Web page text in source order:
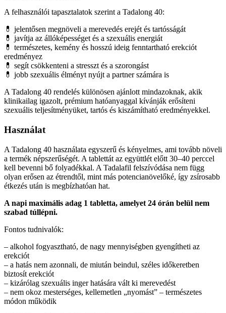
A felhasználói tapasztalatok szerint a Tadalong 40:
💊 jelentősen megnöveli a merevedés erejét és tartósságát
💊 javítja az állóképességet és a szexuális energiát
💊 természetes, kemény és hosszú ideig fenntartható erekciót
eredményez
💊 segít csökkenteni a stresszt és a szorongást
💊 jobb szexuális élményt nyújt a partner számára is
A Tadalong 40 rendelés különösen ajánlott mindazoknak, akik
klinikailag igazolt, prémium hatóanyaggal kívánják erősíteni
szexuális teljesítményüket, tartós és kiszámítható eredményekkel.
Használat
A Tadalong 40 használata egyszerű és kényelmes, ami tovább növeli
a termék népszerűségét. A tablettát az együttlét előtt 30–40 perccel
kell bevenni bő folyadékkal. A Tadalafil felszívódása nem függ
olyan erősen az étrendtől, mint más potencianövelőké, így zsírosabb
étkezés után is megbízhatóan hat.
A napi maximális adag 1 tabletta, amelyet 24 órán belül nem
szabad túllépni.
Fontos tudnivalók:
– alkohol fogyasztható, de nagy mennyiségben gyengítheti az
erekciót
– a hatás nem azonnali, de miután beindul, széles időkeretben
biztosít erekciót
– kizárólag szexuális inger hatására vált ki merevedést
– nem okoz mesterséges, kellemetlen „nyomást” – természetes
módon működik